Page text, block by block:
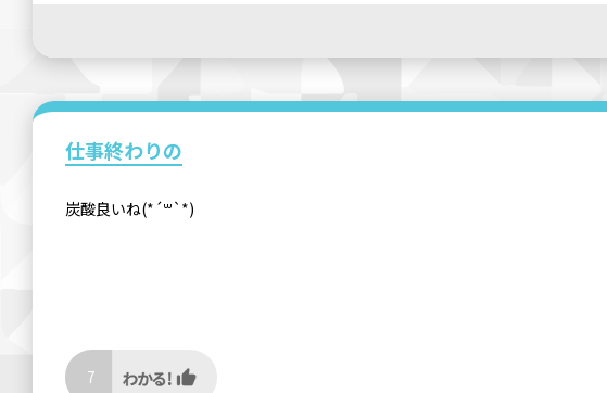
仕事終わりの
炭酸良いね(*´꒳`*)
7